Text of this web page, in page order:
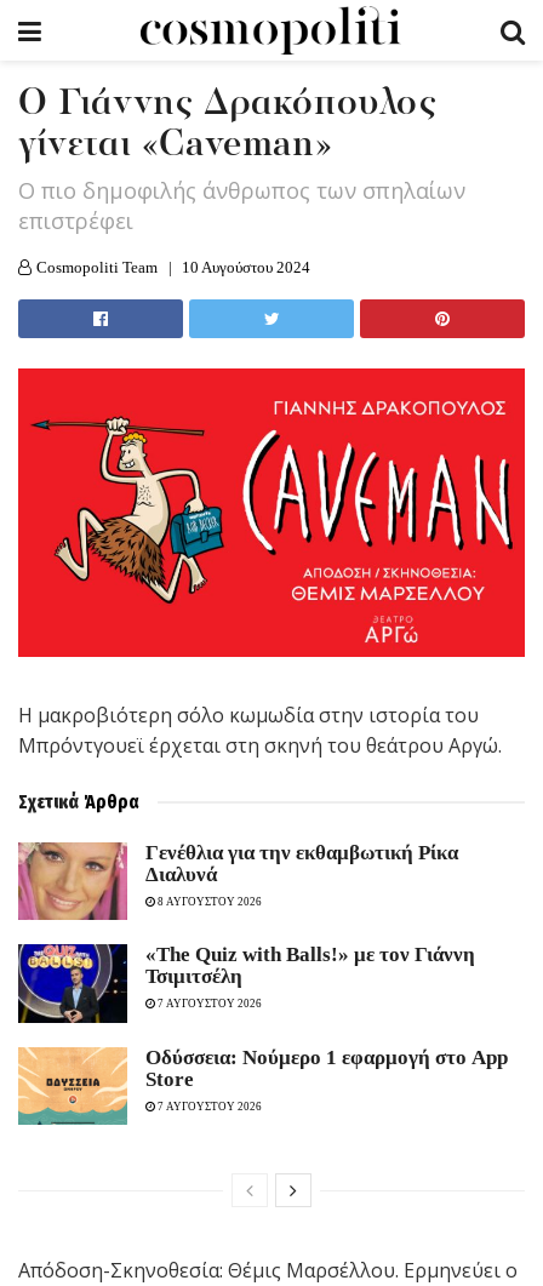
Ο Γιάννης Δρακόπουλος
γίνεται «Caveman»
Ο πιο δημοφιλής άνθρωπος των σπηλαίων
επιστρέφει
Cosmopoliti Team 10 Αυγούστου 2024
Η μακροβιότερη σόλο κωμωδία στην ιστορία του
Μπρόντγουεϊ έρχεται στη σκηνή του θεάτρου Αργώ.
Σχετικά Άρθρα
Γενέθλια για την εκθαμβωτική Ρίκα
Διαλυνά
8 ΑΥΓΟΥΣΤΟΥ 2026
«The Quiz with Balls!» με τον Γιάννη
Τσιμιτσέλη
7 ΑΥΓΟΥΣΤΟΥ 2026
Οδύσσεια: Νούμερο 1 εφαρμογή στο App
Store
7 ΑΥΓΟΥΣΤΟΥ 2026
Απόδοση-Σκηνοθεσία: Θέμις Μαρσέλλου. Ερμηνεύει ο